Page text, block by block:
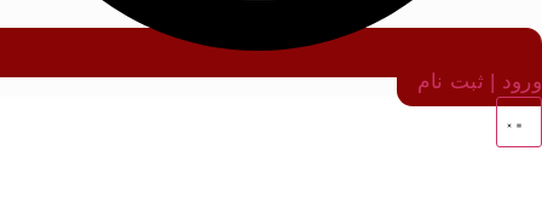
ورود | ثبت نام